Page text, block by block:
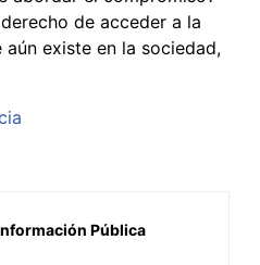
de acceder a la
existe en la sociedad,
Pública